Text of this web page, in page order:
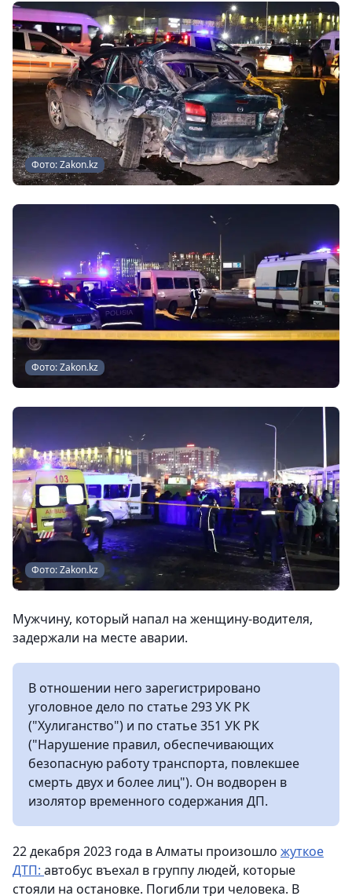
Фото: Zakon.kz
Фото: Zakon.kz
Фото: Zakon.kz
Мужчину, который напал на женщину-водителя,
задержали на месте аварии.
В отношении него зарегистрировано
уголовное дело по статье 293 УК РК
("Хулиганство") и по статье 351 УК РК
("Нарушение правил, обеспечивающих
безопасную работу транспорта, повлекшее
смерть двух и более лиц"). Он водворен в
изолятор временного содержания ДП.
22 декабря 2023 года в Алматы произошло жуткое
ДТП: автобус въехал в группу людей, которые
стояли на остановке. Погибли три человека. В